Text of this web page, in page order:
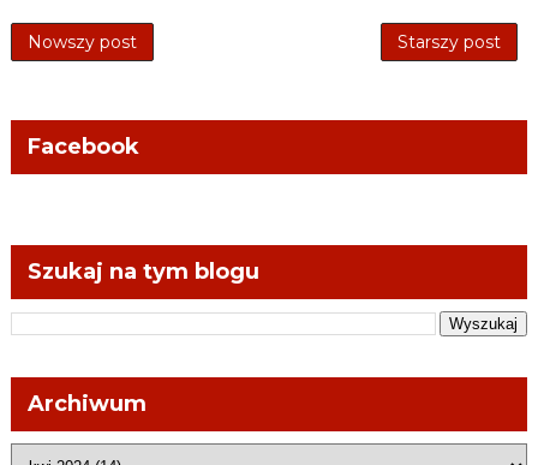
Nowszy post Starszy post
Facebook
Szukaj na tym blogu
Archiwum